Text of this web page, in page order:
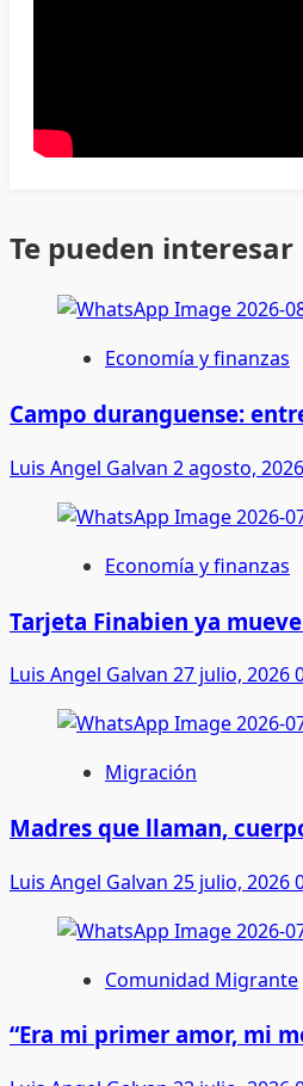
Te pueden interesar
Economía y finanzas
Campo duranguense:
Luis Angel Galvan 2 agosto, 2026
Economía y finanzas
Tarjeta Finabien ya
Luis Angel Galvan 27 julio, 2026
Migración
Madres que llaman,
Luis Angel Galvan 25 julio, 2026
Comunidad Migrante
“Era mi primer amor, mi